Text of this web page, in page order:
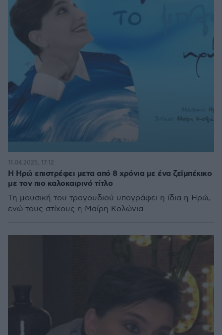
Η Ηρώ επιστρέφει μετα από 8 χρόνια με ένα ζεϊμπέκικο
με τον πιο καλοκαιρινό τίτλο
Τη μουσική του τραγουδιού υπογράφει η ίδια η Ηρώ,
ενώ τους στίχους η Μαίρη Κολώνια
11.04.2025, 17:12